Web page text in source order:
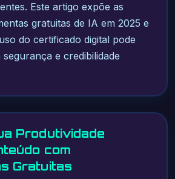
Este artigo expõe as
gratuitas de IA em 2025 e
do certificado digital pode
e credibilidade
Produtividade
com
Gratuitas